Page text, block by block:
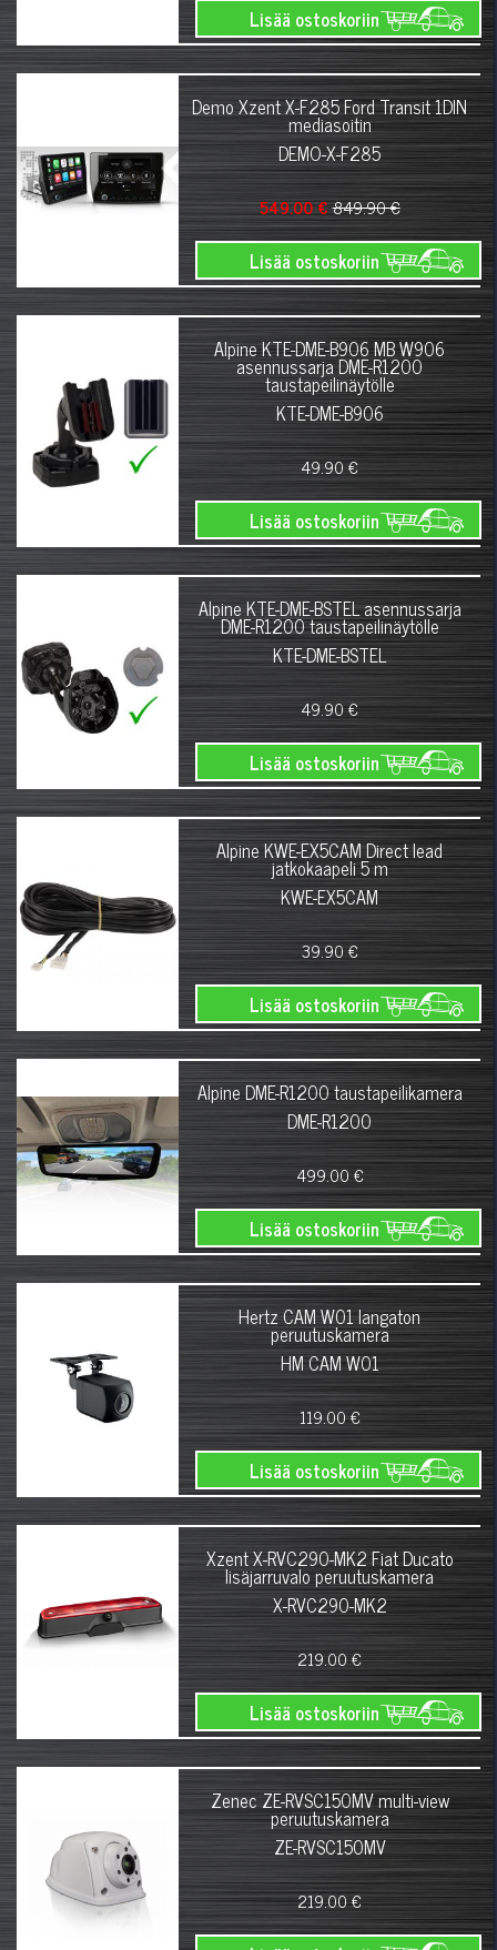
Lisää ostoskoriin
Demo Xzent X-F285 Ford Transit 1DIN
mediasoitin
DEMO-X-F285
549.00 €849.90 €
Lisää ostoskoriin
Alpine KTE-DME-B906 MB W906
asennussarja DME-R1200
taustapeilinäytölle
KTE-DME-B906
49.90 €
Lisää ostoskoriin
Alpine KTE-DME-BSTEL asennussarja
DME-R1200 taustapeilinäytölle
KTE-DME-BSTEL
49.90 €
Lisää ostoskoriin
Alpine KWE-EX5CAM Direct lead
jatkokaapeli 5 m
KWE-EX5CAM
39.90 €
Lisää ostoskoriin
Alpine DME-R1200 taustapeilikamera
DME-R1200
499.00 €
Lisää ostoskoriin
Hertz CAM W01 langaton
peruutuskamera
HM CAM W01
119.00 €
Lisää ostoskoriin
Xzent X-RVC290-MK2 Fiat Ducato
lisäjarruvalo peruutuskamera
X-RVC290-MK2
219.00 €
Lisää ostoskoriin
Zenec ZE-RVSC150MV multi-view
peruutuskamera
ZE-RVSC150MV
219.00 €